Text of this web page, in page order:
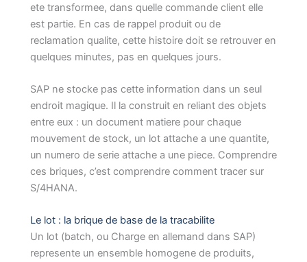
ete transformee, dans quelle commande client elle
est partie. En cas de rappel produit ou de
reclamation qualite, cette histoire doit se retrouver en
quelques minutes, pas en quelques jours.
SAP ne stocke pas cette information dans un seul
endroit magique. Il la construit en reliant des objets
entre eux : un document matiere pour chaque
mouvement de stock, un lot attache a une quantite,
un numero de serie attache a une piece. Comprendre
ces briques, c’est comprendre comment tracer sur
S/4HANA.
Le lot : la brique de base de la tracabilite
Un lot (batch, ou Charge en allemand dans SAP)
represente un ensemble homogene de produits,